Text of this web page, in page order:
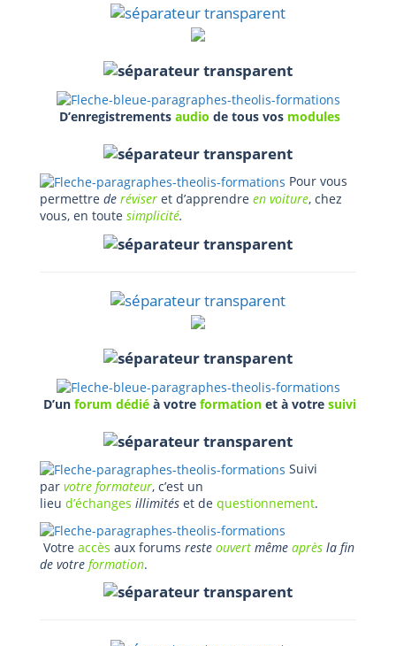
D’enregistrements audio de tous vos modules
Pour vous
permettre de réviser et d’apprendre en voiture, chez
vous, en toute simplicité.
D’un forum dédié à votre formation et à votre suivi
Suivi
par votre formateur, c’est un
lieu d’échanges illimités et de questionnement.
Votre accès aux forums reste ouvert même après la fin
de votre formation.